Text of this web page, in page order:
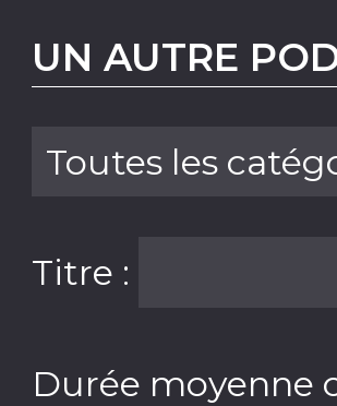
UN AUTRE
Titre :
Durée moyenne